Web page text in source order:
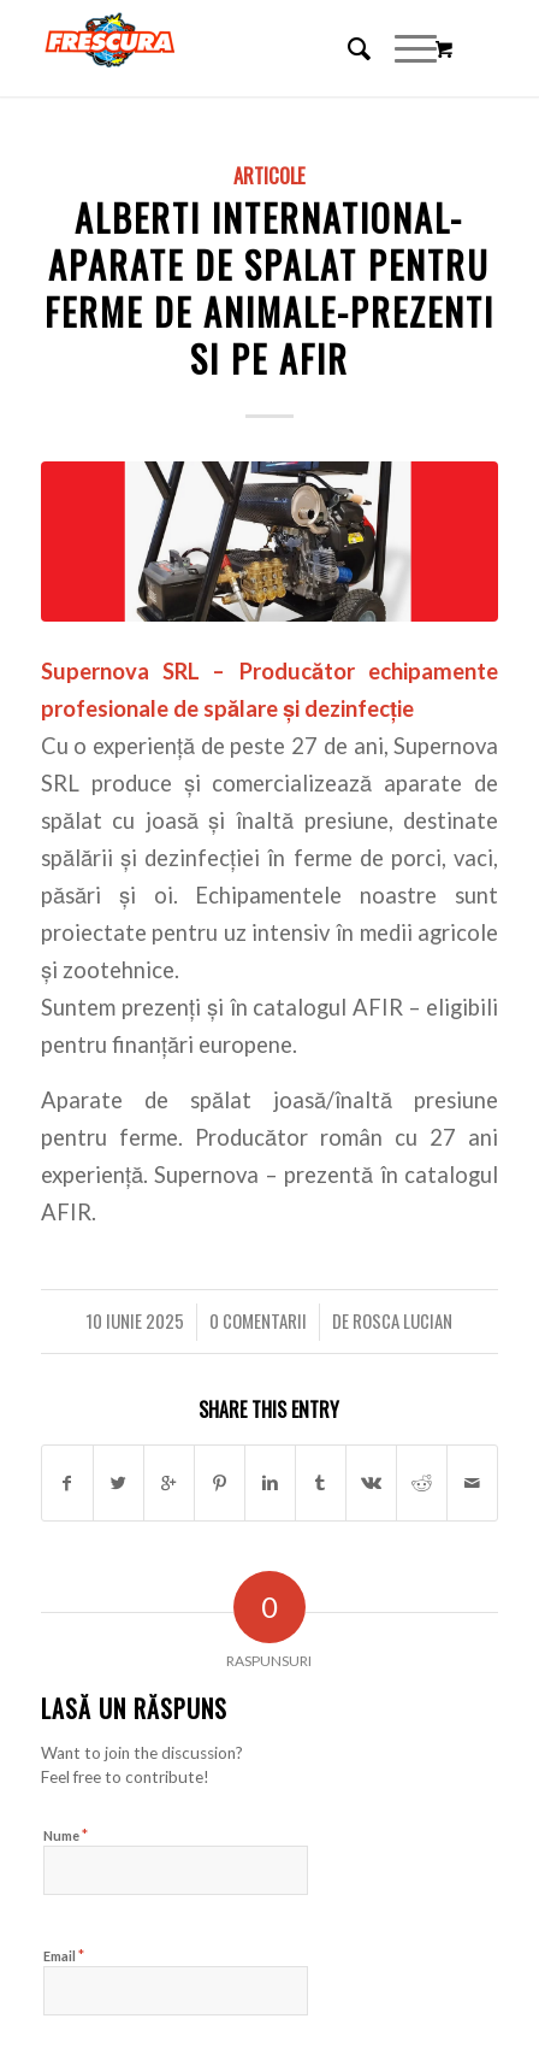
ARTICOLE
ALBERTI INTERNATIONAL-
APARATE DE SPALAT PENTRU
FERME DE ANIMALE-PREZENTI
SI PE AFIR
Supernova SRL – Producător echipamente
profesionale de spălare și dezinfecție
Cu o experiență de peste 27 de ani, Supernova
SRL produce și comercializează aparate de
spălat cu joasă și înaltă presiune, destinate
spălării și dezinfecției în ferme de porci, vaci,
păsări și oi. Echipamentele noastre sunt
proiectate pentru uz intensiv în medii agricole
și zootehnice.
Suntem prezenți și în catalogul AFIR – eligibili
pentru finanțări europene.
Aparate de spălat joasă/înaltă presiune
pentru ferme. Producător român cu 27 ani
experiență. Supernova – prezentă în catalogul
AFIR.
10 IUNIE 2025
/ 0 COMENTARII
/ DEROSCA LUCIAN
SHARE THIS ENTRY
0
RASPUNSURI
LASĂ UN RĂSPUNS
Want to join the discussion?
Feel free to contribute!
Nume*
Email *